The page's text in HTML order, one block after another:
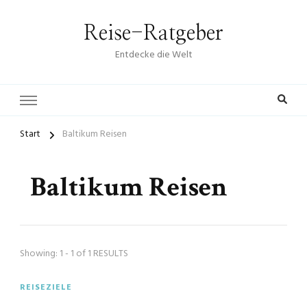
Reise-Ratgeber
Entdecke die Welt
Start Baltikum Reisen
Baltikum Reisen
Showing: 1 - 1 of 1 RESULTS
REISEZIELE